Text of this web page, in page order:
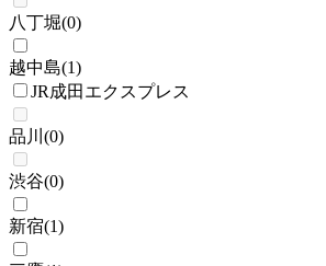
八丁堀(0)
越中島(1)
JR成田エクスプレス
品川 (0)
渋谷(0)
新宿(1)